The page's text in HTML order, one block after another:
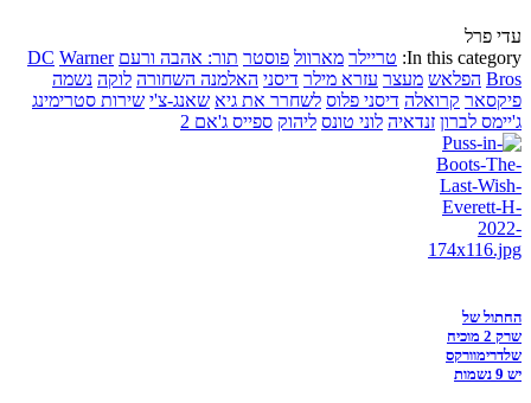
עדי פרל
In this category: טריילר מארוול פוסטר תור: אהבה ורעם DC Warner
Bros הפלאש מעצר עזרא מילר דיסני האלמנה השחורה לוקה נשמה
פיקסאר קרואלה דיסני פלוס לשחרר את גיא שאנג-צ'י שירות סטרימינג
ג'יימס לברון זנדאיה לוני טונס ליהוק ספייס ג'אם 2
החתול של
שרק 2 מוכיח
שלדרימוורקס
יש 9 נשמות